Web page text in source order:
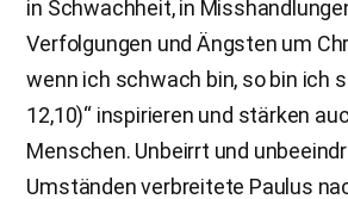
in Schwachheit, in
Verfolgungen und Ängsten um
wenn ich schwach bin, so bin ich
12,10)“ inspirieren und stärken
Menschen. Unbeirrt und
Umständen verbreitete Paulus